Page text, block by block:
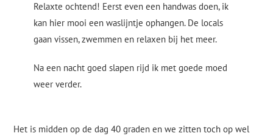
Relaxte ochtend! Eerst even een handwas doen, ik
kan hier mooi een waslijntje ophangen. De locals
gaan vissen, zwemmen en relaxen bij het meer.
Na een nacht goed slapen rijd ik met goede moed
weer verder.
Het is midden op de dag 40 graden en we zitten toch op wel